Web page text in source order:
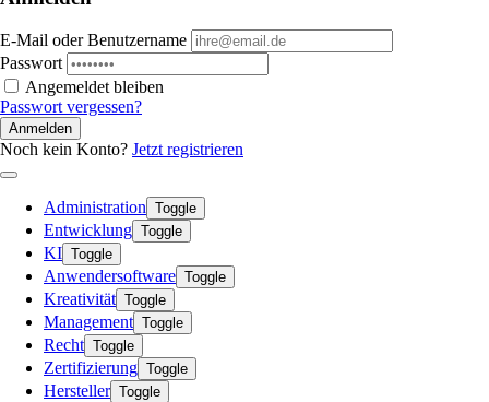
E-Mail oder Benutzername
Passwort
Angemeldet bleiben
Passwort vergessen?
Anmelden
Noch kein Konto? Jetzt registrieren
Administration Toggle
Entwicklung Toggle
KI Toggle
Anwendersoftware Toggle
Kreativität Toggle
Management Toggle
Recht Toggle
Zertifizierung Toggle
Hersteller Toggle